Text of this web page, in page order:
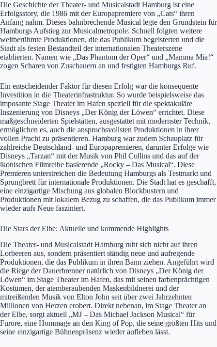
Die Geschichte der Theater- und Musicalstadt Hamburg ist eine
Erfolgsstory, die 1986 mit der Europapremiere von „Cats“ ihren
Anfang nahm. Dieses bahnbrechende Musical legte den Grundstein für
Hamburgs Aufstieg zur Musicalmetropole. Schnell folgten weitere
weltberühmte Produktionen, die das Publikum begeisterten und die
Stadt als festen Bestandteil der internationalen Theaterszene
etablierten. Namen wie „Das Phantom der Oper“ und „Mamma Mia!“
zogen Scharen von Zuschauern an und festigten Hamburgs Ruf.
Ein entscheidender Faktor für diesen Erfolg war die konsequente
Investition in die Theaterinfrastruktur. So wurde beispielsweise das
imposante Stage Theater im Hafen speziell für die spektakuläre
Inszenierung von Disneys „Der König der Löwen“ errichtet. Diese
maßgeschneiderten Spielstätten, ausgestattet mit modernster Technik,
ermöglichen es, auch die anspruchsvollsten Produktionen in ihrer
vollen Pracht zu präsentieren. Hamburg war zudem Schauplatz für
zahlreiche Deutschland- und Europapremieren, darunter Erfolge wie
Disneys „Tarzan“ mit der Musik von Phil Collins und das auf der
ikonischen Filmreihe basierende „Rocky – Das Musical“. Diese
Premieren unterstreichen die Bedeutung Hamburgs als Testmarkt und
Sprungbrett für internationale Produktionen. Die Stadt hat es geschafft,
eine einzigartige Mischung aus globalen Blockbustern und
Produktionen mit lokalem Bezug zu schaffen, die das Publikum immer
wieder aufs Neue fasziniert.
Die Stars der Elbe: Aktuelle und kommende Highlights
Die Theater- und Musicalstadt Hamburg ruht sich nicht auf ihren
Lorbeeren aus, sondern präsentiert ständig neue und aufregende
Produktionen, die das Publikum in ihren Bann ziehen. Angeführt wird
die Riege der Dauerbrenner natürlich von Disneys „Der König der
Löwen“ im Stage Theater im Hafen, das mit seinen farbenprächtigen
Kostümen, der atemberaubenden Maskenbildnerei und der
mitreißenden Musik von Elton John seit über zwei Jahrzehnten
Millionen von Herzen erobert. Direkt nebenan, im Stage Theater an
der Elbe, sorgt aktuell „MJ – Das Michael Jackson Musical“ für
Furore, eine Hommage an den King of Pop, die seine größten Hits und
seine einzigartige Bühnenpräsenz wieder aufleben lässt.